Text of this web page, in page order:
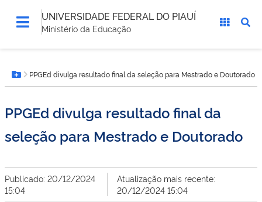
UNIVERSIDADE FEDERAL DO PIAUÍ
Ministério da Educação
está
aqui:Botão Menu
PPGEd divulga resultado final da seleção para Mestrado e Doutorado
PPGEd divulga resultado final da
seleção para Mestrado e Doutorado
Publicado: 20/12/2024
15:04
Atualização mais recente:
20/12/2024 15:04